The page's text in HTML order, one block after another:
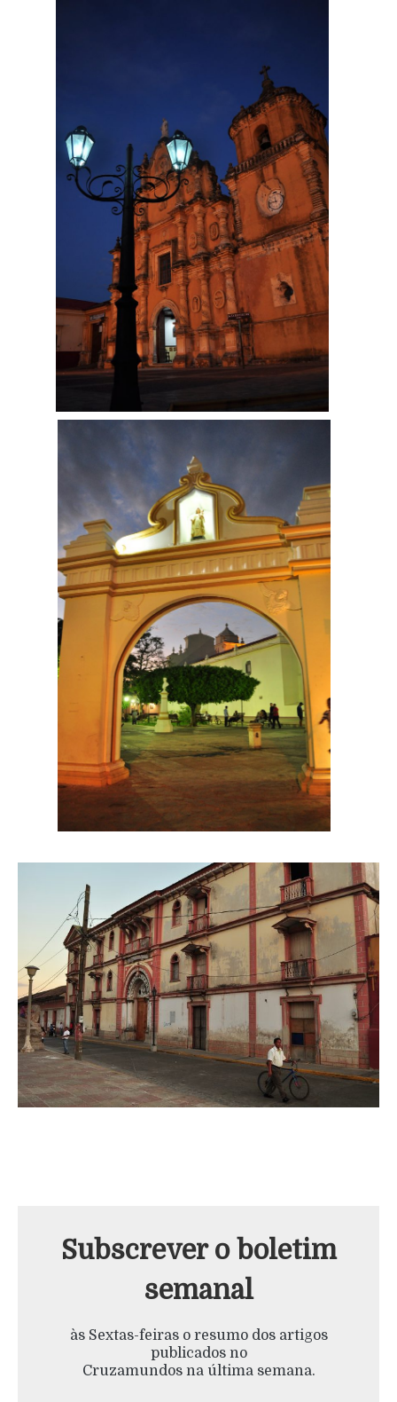
Subscrever o boletim
semanal
às Sextas-feiras o resumo dos artigos
publicados no
Cruzamundos na última semana.